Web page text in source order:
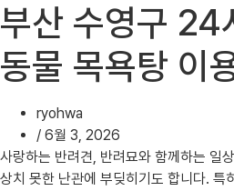
부산 수영구 24
동물 목욕탕 이
ryohwa
/ 6월 3, 2026
사랑하는 반려견, 반려묘와 함께하는 일
상치 못한 난관에 부딪히기도 합니다. 특